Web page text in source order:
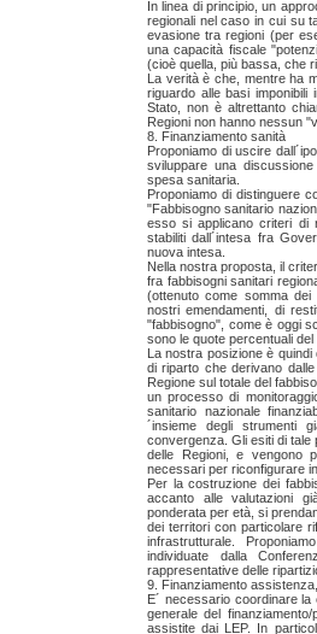
In linea di principio, un
regionali nel caso in cui su
evasione tra regioni (per
una capacità fiscale
(cioè quella, più bassa, che
La verità è che, mentre ha
riguardo alle basi imponibili
Stato, non è altrettanto
Regioni non hanno nessun
8. Finanziamento sanità
Proponiamo di uscire
sviluppare una
spesa sanitaria.
Proponiamo di distinguere
"Fabbisogno sanitario
esso si applicano criteri di
stabiliti dall´intesa fra
nuova intesa.
Nella nostra proposta, il
fra fabbisogni sanitari
(ottenuto come somma
nostri emendamenti, di
"fabbisogno", come è oggi
sono le quote percentuali del
La nostra posizione è
di riparto che derivano
Regione sul totale del
un processo di
sanitario nazionale
´insieme degli strumenti
convergenza. Gli esiti di tale
delle Regioni, e vengono
necessari per riconfigurare
Per la costruzione dei
accanto alle valutazioni
ponderata per età, si
dei territori con particolare
infrastrutturale.
individuate dalla
rappresentative delle
9. Finanziamento
E´ necessario coordinare
generale del
assistite dai LEP. In